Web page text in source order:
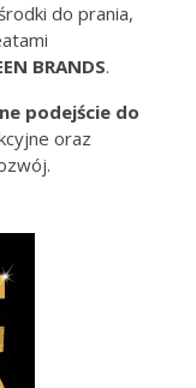
do prania,
BRANDS.
podejście do
oraz